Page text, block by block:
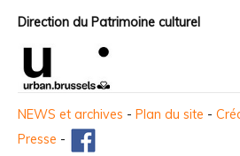
Direction du Patrimoine culturel
NEWS et archives - Plan du site -
Presse -